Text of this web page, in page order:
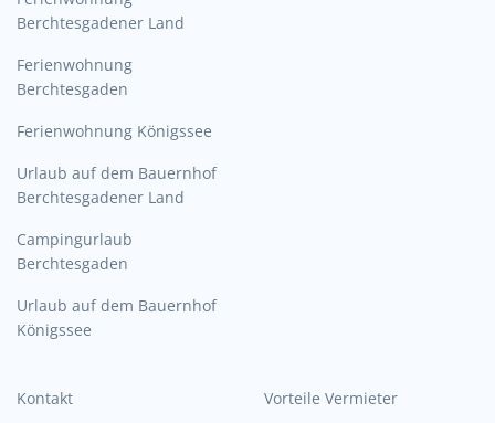
Berchtesgadener Land
Ferienwohnung
Berchtesgaden
Ferienwohnung Königssee
Urlaub auf dem Bauernhof
Berchtesgadener Land
Campingurlaub
Berchtesgaden
Urlaub auf dem Bauernhof
Königssee
Kontakt
Vorteile Vermieter